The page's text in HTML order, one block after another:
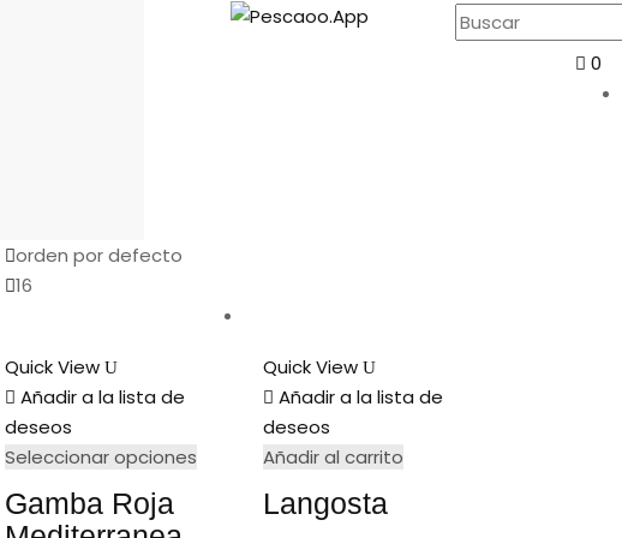
0
orden por defecto
16
Quick View
Añadir a la lista de
deseos
Seleccionar opciones
Gamba Roja
Quick View
Añadir a la lista de
deseos
Añadir al carrito
Langosta